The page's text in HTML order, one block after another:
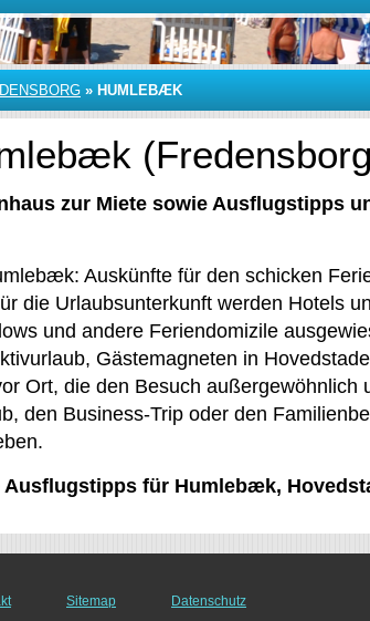
» HUMLEBÆK
zur Miete sowie Ausflugstipps
Auskünfte für den schicken
die Urlaubsunterkunft werden Hotels
und andere Feriendomizile
Gästemagneten in
Ort, die den Besuch außergewöhnlich
den Business-Trip oder den
für Humlebæk,
Sitemap Datenschutz